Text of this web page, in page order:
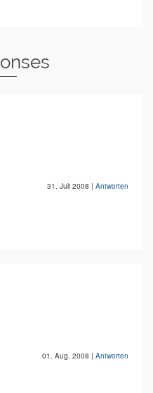
31. Juli 2008 | Antworten
01. Aug. 2008 | Antworten